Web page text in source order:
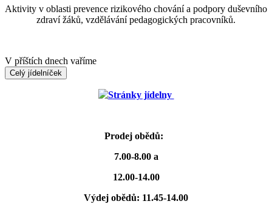
Aktivity v oblasti prevence rizikového chování a podpory duševního
zdraví žáků, vzdělávání pedagogických pracovníků.
V příštích dnech vaříme
Celý jídelníček
Stránky jídelny
Prodej obědů:
7.00-8.00 a
12.00-14.00
Výdej obědů: 11.45-14.00